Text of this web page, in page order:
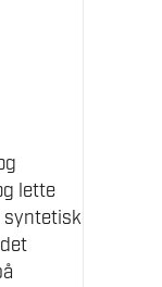
lette
syntetisk